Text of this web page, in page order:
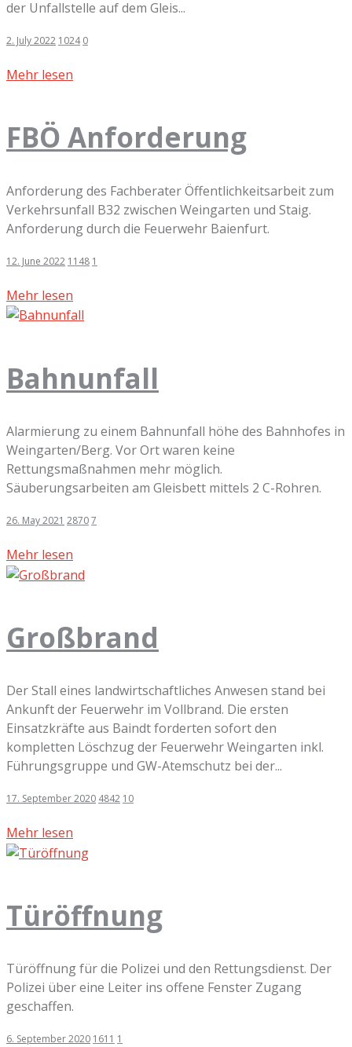
der Unfallstelle auf dem Gleis...
2. July 2022 1024 0
Mehr lesen
FBÖ Anforderung
Anforderung des Fachberater Öffentlichkeitsarbeit zum
Verkehrsunfall B32 zwischen Weingarten und Staig.
Anforderung durch die Feuerwehr Baienfurt.
12. June 2022 1148 1
Mehr lesen
Bahnunfall
Alarmierung zu einem Bahnunfall höhe des Bahnhofes in
Weingarten/Berg. Vor Ort waren keine
Rettungsmaßnahmen mehr möglich.
Säuberungsarbeiten am Gleisbett mittels 2 C-Rohren.
26. May 2021 28707
Mehr lesen
Großbrand
Der Stall eines landwirtschaftliches Anwesen stand bei
Ankunft der Feuerwehr im Vollbrand. Die ersten
Einsatzkräfte aus Baindt forderten sofort den
kompletten Löschzug der Feuerwehr Weingarten inkl.
Führungsgruppe und GW-Atemschutz bei der...
17. September 2020 4842 10
Mehr lesen
Türöffnung
Türöffnung für die Polizei und den Rettungsdienst. Der
Polizei über eine Leiter ins offene Fenster Zugang
geschaffen.
6. September 2020 1611 1